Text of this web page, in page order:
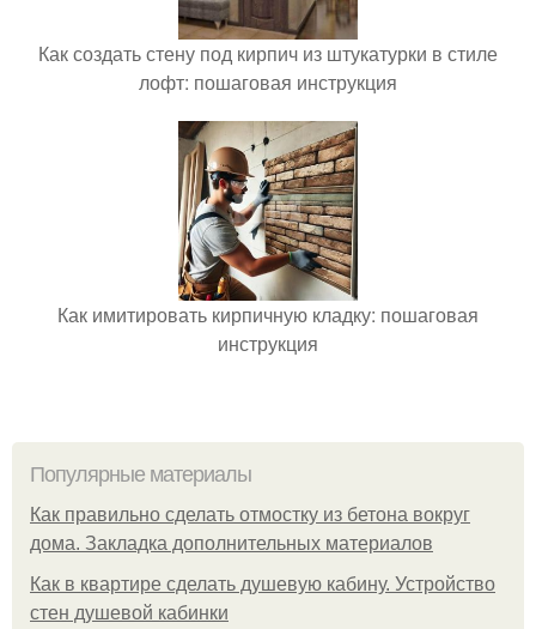
Как создать стену под кирпич из штукатурки в стиле
лофт: пошаговая инструкция
Как имитировать кирпичную кладку: пошаговая
инструкция
Популярные материалы
Как правильно сделать отмостку из бетона вокруг
дома. Закладка дополнительных материалов
Как в квартире сделать душевую кабину. Устройство
стен душевой кабинки